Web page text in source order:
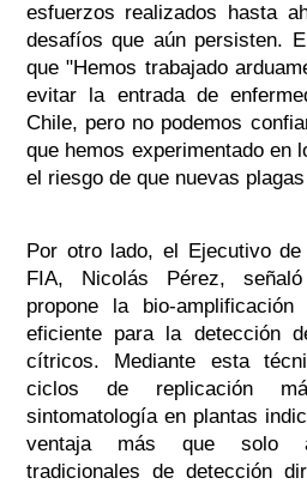
esfuerzos realizados hasta
desafíos que aún persisten.
que "Hemos trabajado
evitar la entrada de
Chile, pero no podemos
que hemos experimentado en
el riesgo de que nuevas
Por otro lado, el Ejecutivo
FIA, Nicolás Pérez,
propone la bio-
eficiente para la detección
cítricos. Mediante esta
ciclos de replicación
sintomatología en plantas
ventaja más que solo
tradicionales de detección